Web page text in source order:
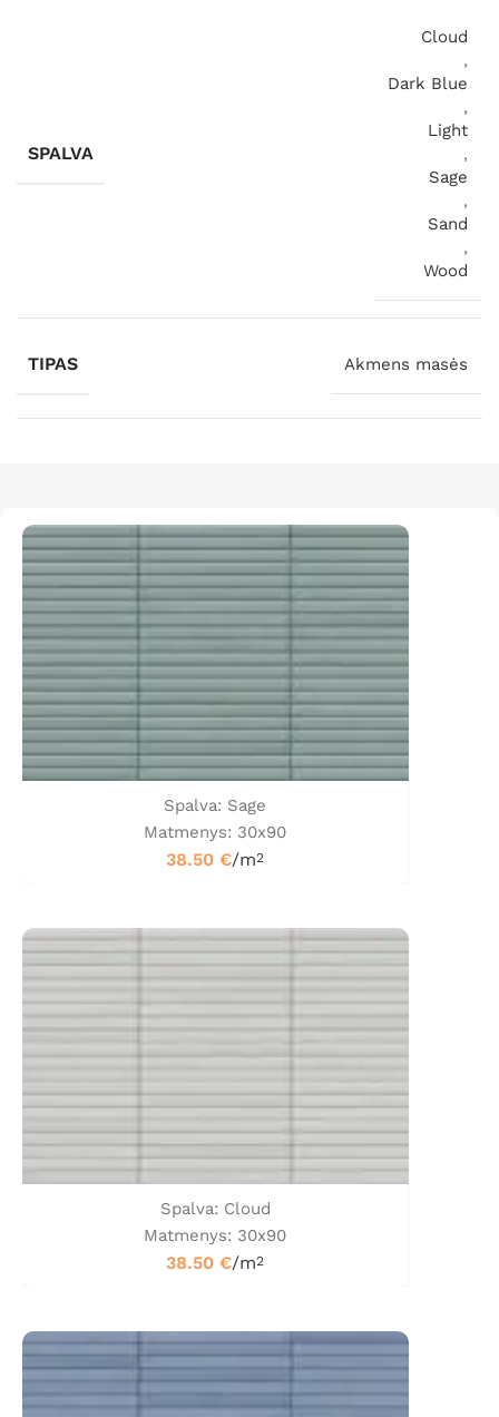
SPALVA
Cloud
,
Dark Blue
,
Light
,
Sage
,
Sand
,
Wood
TIPAS Akmens masės
Spalva: Sage
Matmenys: 30x90
38.50€/m2
Spalva: Cloud
Matmenys: 30x90
38.50€/m2